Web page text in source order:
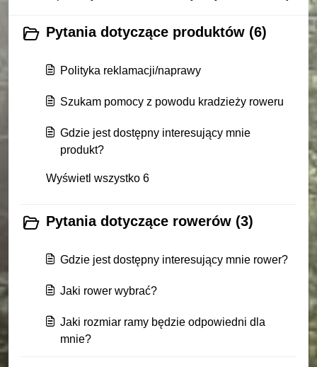
Pytania dotyczące produktów (6)
Polityka reklamacji/naprawy
Szukam pomocy z powodu kradzieży roweru
Gdzie jest dostępny interesujący mnie
produkt?
Wyświetl wszystko 6
Pytania dotyczące rowerów (3)
Gdzie jest dostępny interesujący mnie rower?
Jaki rower wybrać?
Jaki rozmiar ramy będzie odpowiedni dla
mnie?